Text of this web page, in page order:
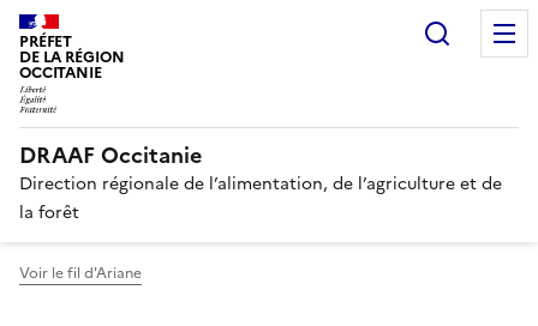
PRÉFET
DE LA RÉGION
OCCITANIE
DRAAF Occitanie
Direction régionale de l’alimentation, de l’agriculture et de
la forêt
Voir le fil d'Ariane